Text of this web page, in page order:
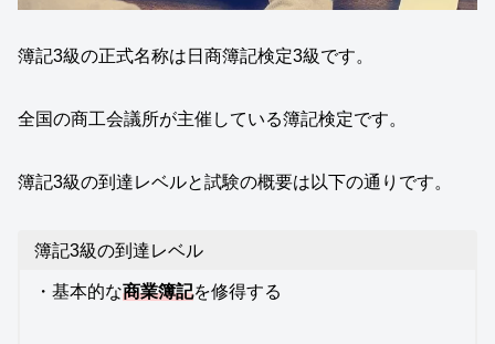
簿記3級の正式名称は日商簿記検定3級です。
全国の商工会議所が主催している簿記検定です。
簿記3級の到達レベルと試験の概要は以下の通りです。
簿記3級の到達レベル
・基本的な商業簿記を修得する